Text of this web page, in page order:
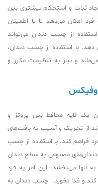
ثبات و استحکام بیشتری بین
امکان می‌دهد تا با اطمینان
از چسب دندان می‌تواند
دهد. با استفاده از چسب دندان،
و نیاز به تنظیمات مکرر و
یک لایه محافظ بین پروتز و
از تحریک و آسیب به بافت‌های
فراهم کند. با استفاده از چسب
و دندان‌های مصنوعی به سطح دندان
آنها می‌بخشد. این امر به فرد
کند و غذا بخورد. چسب دندان به